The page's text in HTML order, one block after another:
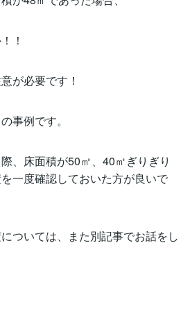
！
が必要です！
事例です。
、床面積が50㎡、40㎡ぎりぎり
一度確認しておいた方が良いで
ついては、また別記事でお話をし